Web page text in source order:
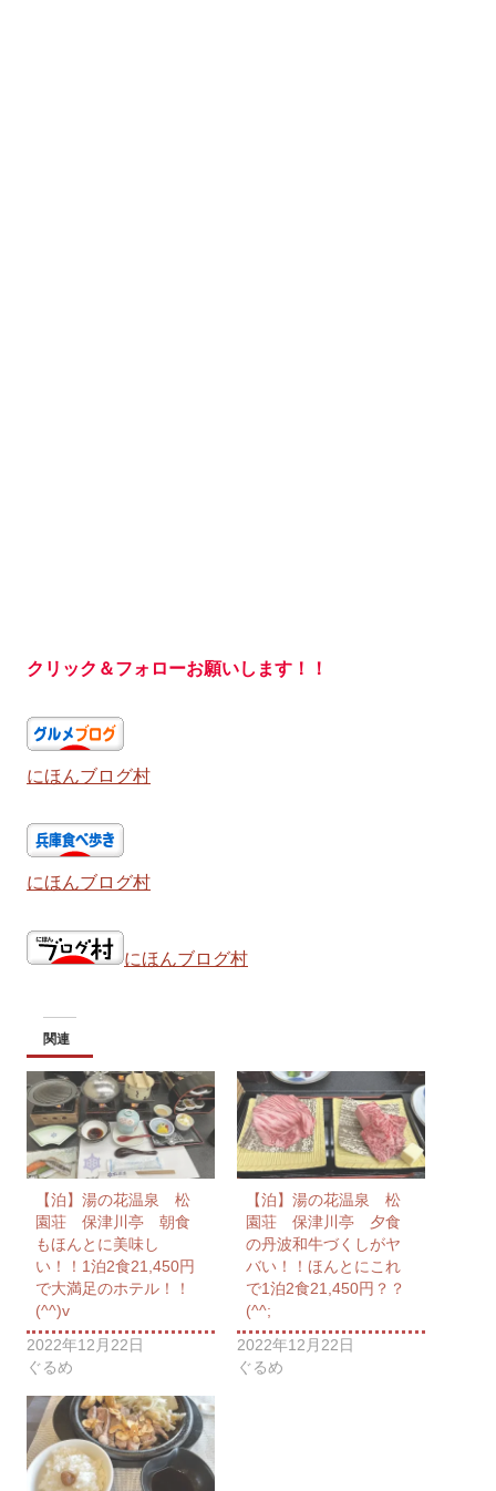
クリック＆フォローお願いします！！
にほんブログ村
にほんブログ村
にほんブログ村
関連
【泊】湯の花温泉 松
園荘 保津川亭 朝食
もほんとに美味し
い！！1泊2食21,450円
で大満足のホテル！！
(^^)v
2022年12月22日
ぐるめ
【泊】湯の花温泉 松
園荘 保津川亭 夕食
の丹波和牛づくしがヤ
バい！！ほんとにこれ
で1泊2食21,450円？？
(^^;
2022年12月22日
ぐるめ